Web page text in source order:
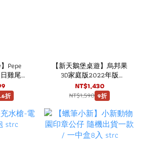
】Pepe
雞尾酒
限量版)
折
【新天鵝堡桌遊】烏邦果
3D家庭版2022年版
Ubongo: 3D Family 2022
NT$1,430
NT$1,590 9折